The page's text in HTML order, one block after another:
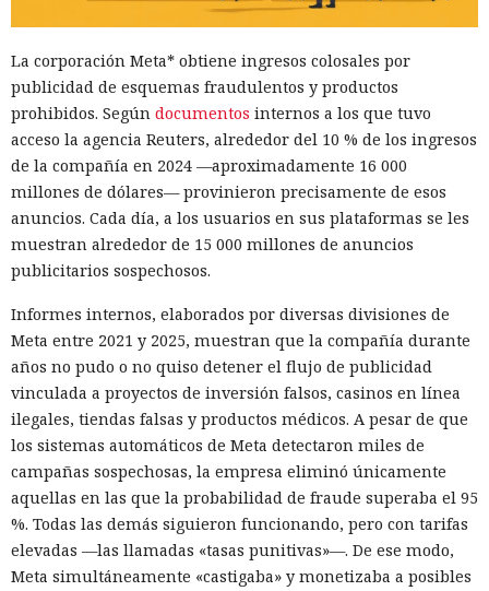
La corporación Meta* obtiene ingresos colosales por
publicidad de esquemas fraudulentos y productos
prohibidos. Según documentos internos a los que tuvo
acceso la agencia Reuters, alrededor del 10 % de los ingresos
de la compañía en 2024 —aproximadamente 16 000
millones de dólares— provinieron precisamente de esos
anuncios. Cada día, a los usuarios en sus plataformas se les
muestran alrededor de 15 000 millones de anuncios
publicitarios sospechosos.
Informes internos, elaborados por diversas divisiones de
Meta entre 2021 y 2025, muestran que la compañía durante
años no pudo o no quiso detener el flujo de publicidad
vinculada a proyectos de inversión falsos, casinos en línea
ilegales, tiendas falsas y productos médicos. A pesar de que
los sistemas automáticos de Meta detectaron miles de
campañas sospechosas, la empresa eliminó únicamente
aquellas en las que la probabilidad de fraude superaba el 95
%. Todas las demás siguieron funcionando, pero con tarifas
elevadas —las llamadas «tasas punitivas»—. De ese modo,
Meta simultáneamente «castigaba» y monetizaba a posibles